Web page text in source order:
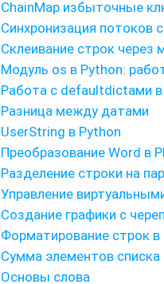
ChainMap избыточные
Синхронизация потоков
Склеивание строк через
Модуль os в Python:
Работа с defaultdictами в
Разница между датами
UserString в Python
Преобразование Word в
Разделение строки на
Управление
Создание графики с
Форматирование строк в
Сумма элементов списка
Основы слова